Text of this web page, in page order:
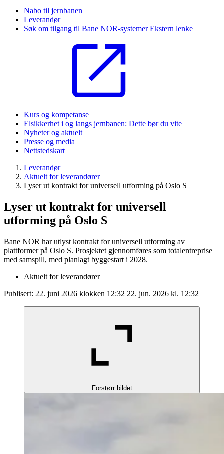
Nabo til jernbanen
Leverandør
Søk om tilgang til Bane NOR-systemerEkstern lenke
Kurs og kompetanse
Elsikkerhet i og langs jernbanen: Dette bør du vite
Nyheter og aktuelt
Presse og media
Nettstedskart
Leverandør
Aktuelt for leverandører
Lyser ut kontrakt for universell utforming på Oslo S
Lyser ut kontrakt for universell
utforming på Oslo S
Bane NOR har utlyst kontrakt for universell utforming av
plattformer på Oslo S. Prosjektet gjennomføres som totalentreprise
med samspill, med planlagt byggestart i 2028.
Aktuelt for leverandører
Publisert: 22. juni 2026 klokken 12:32 22. jun. 2026 kl. 12:32
Forstørr bildet